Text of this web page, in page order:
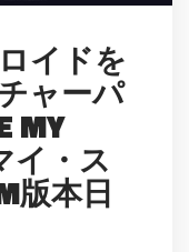
イドを
ャーパ
MY
イ・ス
版本日